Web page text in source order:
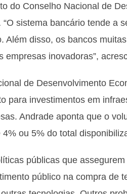
do Conselho Nacional de
sistema bancário tende a
Além disso, os bancos
empresas inovadoras”,
de Desenvolvimento
para investimentos em
Andrade aponta que o
ou 5% do total
públicas que
público na compra de